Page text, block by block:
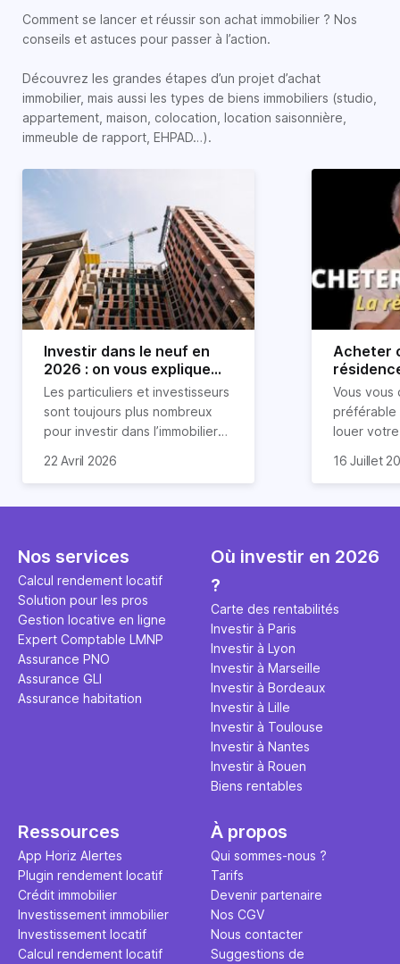
Comment se lancer et réussir son achat immobilier ? Nos
conseils et astuces pour passer à l’action.
Découvrez les grandes étapes d’un projet d’achat
immobilier, mais aussi les types de biens immobiliers (studio,
appartement, maison, colocation, location saisonnière,
immeuble de rapport, EHPAD…).
Investir dans le neuf en
2026 : on vous explique
tout !
Les particuliers et investisseurs
sont toujours plus nombreux
pour investir dans l’immobilier
nombreux avantages à choisir
expliquons tout dans cet
22 Avril 2026
Acheter
règle
révélée
Vous vous
préférable
louer
expert en
règle
ce secret
l'argent
principale
études et
16 Juillet
Nos services
Calcul rendement locatif
Solution pour les pros
Gestion locative en ligne
Expert Comptable LMNP
Assurance PNO
Assurance GLI
Assurance habitation
Où investir en 2026
?
Carte des rentabilités
Investir à Paris
Investir à Lyon
Investir à Marseille
Investir à Bordeaux
Investir à Lille
Investir à Toulouse
Investir à Nantes
Investir à Rouen
Biens rentables
Ressources
App Horiz Alertes
Plugin rendement locatif
Crédit immobilier
Investissement immobilier
Investissement locatif
Calcul rendement locatif
À propos
Qui sommes-nous ?
Tarifs
Devenir partenaire
Nos CGV
Nous contacter
Suggestions de